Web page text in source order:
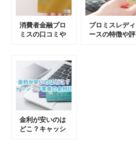
消費者金融プロ
ミスの口コミや
プロミスレディ
ースの特徴や評
金利が安いのは
どこ？キャッシ